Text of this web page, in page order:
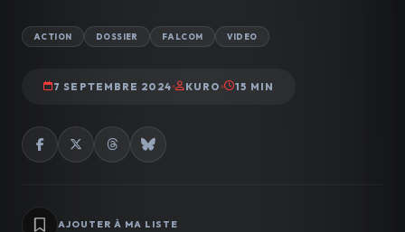
ACTION DOSSIER FALCOM VIDEO
7 SEPTEMBRE 2024 KURO 15 MIN
AJOUTER À MA LISTE